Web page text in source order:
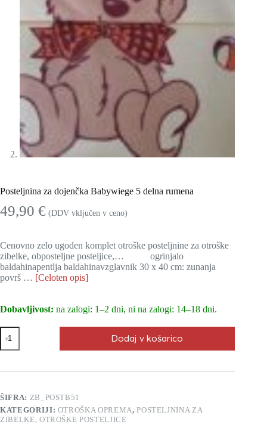
Posteljnina za dojenčka Babywiege 5 delna rumena
49,90 € (DDV vključen v ceno)
Cenovno zelo ugoden komplet otroške posteljnine za otroške
zibelke, obposteljne posteljice,… ogrinjalo
baldahinapentlja baldahinavzglavnik 30 x 40 cm: zunanja
površ … [Celoten opis]
Dobavljivost: na zalogi: 1–2 dni, ni na zalogi: 14–18 dni.
Posteljnina
za
dojenčka
5
rumena
količina
Dodaj v košarico
ŠIFRA: ZB_POSTB51
KATEGORIJI: OTROŠKA OPREMA,POSTELJNINA ZA
ZIBELKE, OTROŠKE POSTELJICE